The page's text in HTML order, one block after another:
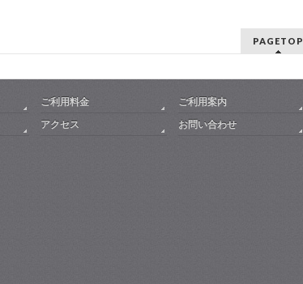
PAGETOP
ご利用料金
ご利用案内
アクセス
お問い合わせ